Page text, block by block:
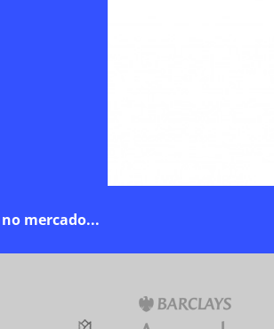
mercado...